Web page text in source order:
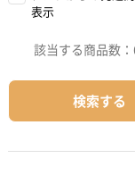
表示
該当する商品数：
検索する